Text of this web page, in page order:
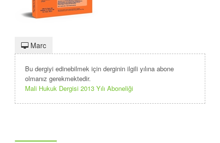
Marc
Bu dergiyi edinebilmek için derginin ilgili yılına abone
olmanız gerekmektedir.
Mali Hukuk Dergisi 2013 Yılı Aboneliği